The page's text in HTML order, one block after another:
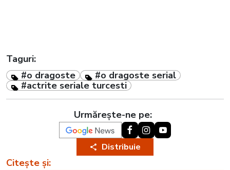
Taguri:
#o dragoste
#o dragoste serial
#actrite seriale turcesti
Urmărește-ne pe:
Distribuie
Citește și: